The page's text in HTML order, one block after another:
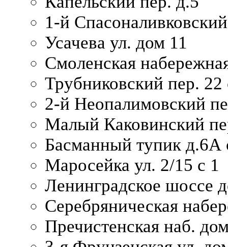
1-й
Усачева ул. дом 11
Смоленская
Трубниковский пер. 22
2-й Неопалимовский
Малый Каковинский
Басманный тупик д.6А
Маросейка ул. 2/15 с 1
Ленинградское шоссе
Серебряническая
Пречистенская наб.